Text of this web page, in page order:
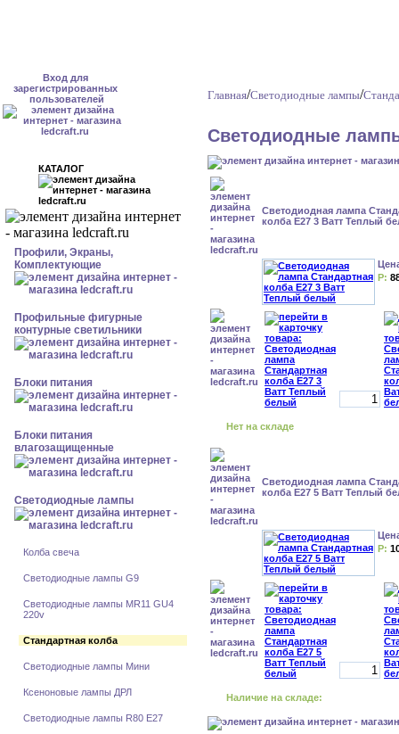
Вход для
зарегистрированных
пользователей
КАТАЛОГ
Профили, Экраны,
Комплектующие
Профильные фигурные
контурные светильники
Блоки питания
Блоки питания
влагозащищенные
Светодиодные лампы
Колба свеча
Светодиодные лампы G9
Светодиодные лампы MR11 GU4
220v
Стандартная колба
Светодиодные лампы Мини
Ксеноновые лампы ДРЛ
Светодиодные лампы R80 E27
Главная/Светодиодные лампы/
Светодиодные
Светодиодная лампа
колба Е27 3 Ватт Теплый
Р:
Нет на складе
Светодиодная лампа
колба Е27 5 Ватт Теплый
Р:
Наличие на складе: